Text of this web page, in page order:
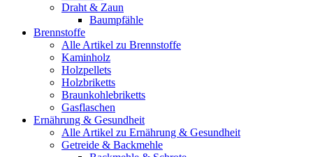
Draht & Zaun
Baumpfähle
Brennstoffe
Alle Artikel zu Brennstoffe
Kaminholz
Holzpellets
Holzbriketts
Braunkohlebriketts
Gasflaschen
Ernährung & Gesundheit
Alle Artikel zu Ernährung & Gesundheit
Getreide & Backmehle